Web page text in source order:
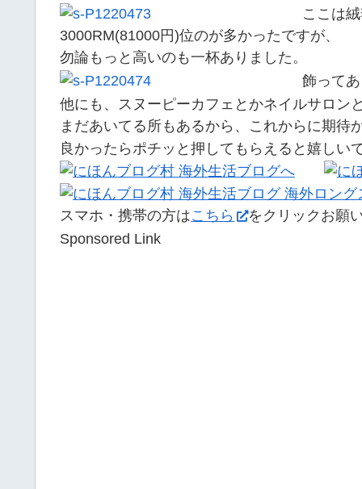
ここは
3000RM(81000円)位のが多かったですが、
勿論もっと高いのも一杯ありました。
飾って
他にも、スヌーピーカフェとかネイルサロン
まだあいてる所もあるから、これからに期待
良かったらポチッと押してもらえると嬉しい
スマホ・携帯の方はこちら
をクリックお願
Sponsored Link